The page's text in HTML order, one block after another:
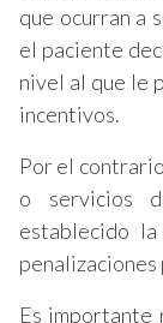
que ocurran a
el paciente
nivel al que le
incentivos.
Por el
o servicios
establecido
penalizaciones
Es importante